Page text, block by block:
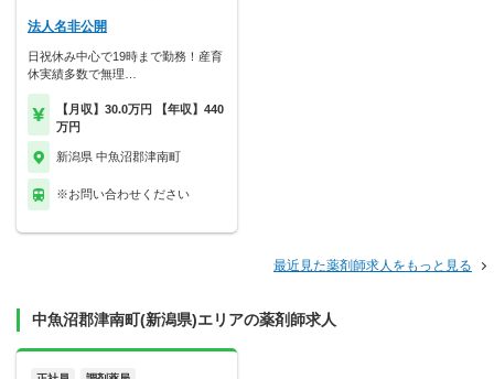
法人名非公開
日祝休み中心で19時まで勤務！産育
休実績多数で無理…
【月収】30.0万円 【年収】440
万円
新潟県 中魚沼郡津南町
※お問い合わせください
最近見た薬剤師求人をもっと見る
中魚沼郡津南町(新潟県)エリアの薬剤師求人